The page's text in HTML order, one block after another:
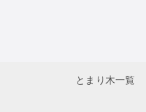
とまり木一覧